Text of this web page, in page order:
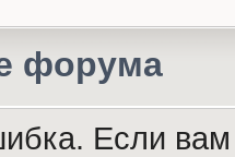
форума
Если